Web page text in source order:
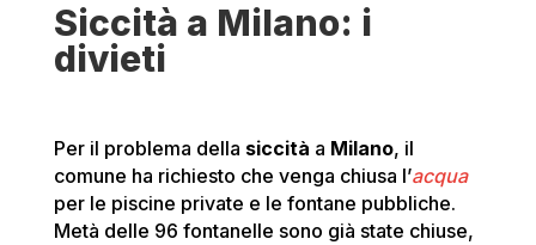
Siccità a Milano: i
divieti
Per il problema della siccità a Milano, il
comune ha richiesto che venga chiusa l’acqua
per le piscine private e le fontane pubbliche.
Metà delle 96 fontanelle sono già state chiuse,